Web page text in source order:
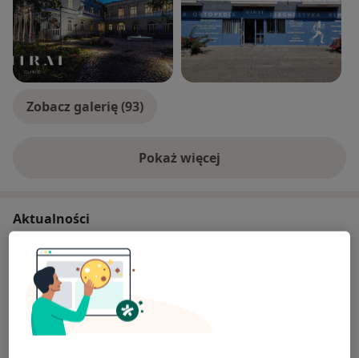
KRĘGOSŁUPA oraz deformacji w obrębie STÓP i RĄK
Więcej na mojej stronie internetowej
Zobacz galerię (93)
Pokaż więcejo doświadczeniu
Aktualności
lek. Michał Drwięga
Wolska 96, 01-126 Warszawa
Dla każdego nowego Pacjenta w cenie wizyty u
ortopedy oferujemy konsultację z fizjoterapeutą.
Na taką wizytę można umówić się w MIRAI Clinic